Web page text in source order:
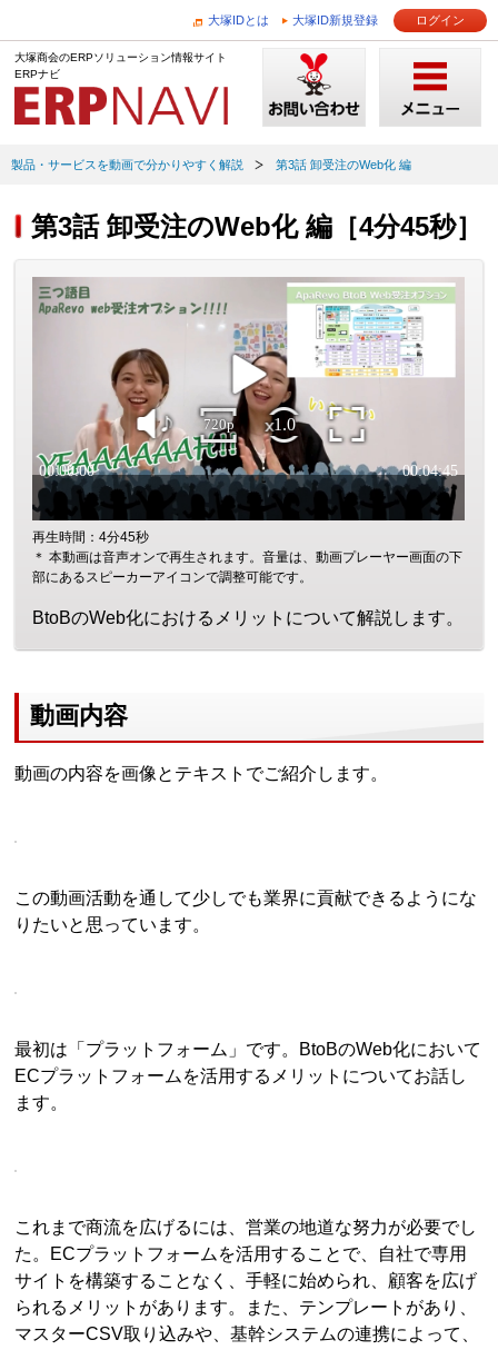
大塚IDとは 大塚ID新規登録 ログイン
大塚商会のERPソリューション情報サイト
ERPナビ
製品・サービスを動画で分かりやすく解説 第3話 卸受注のWeb化 編
第3話 卸受注のWeb化 編［4分45秒］
再生時間：4分45秒
＊ 本動画は音声オンで再生されます。音量は、動画プレーヤー画面の下
部にあるスピーカーアイコンで調整可能です。
BtoBのWeb化におけるメリットについて解説します。
動画内容
動画の内容を画像とテキストでご紹介します。
この動画活動を通して少しでも業界に貢献できるようにな
りたいと思っています。
最初は「プラットフォーム」です。BtoBのWeb化において
ECプラットフォームを活用するメリットについてお話し
ます。
これまで商流を広げるには、営業の地道な努力が必要でし
た。ECプラットフォームを活用することで、自社で専用
サイトを構築することなく、手軽に始められ、顧客を広げ
られるメリットがあります。また、テンプレートがあり、
マスターCSV取り込みや、基幹システムの連携によって、